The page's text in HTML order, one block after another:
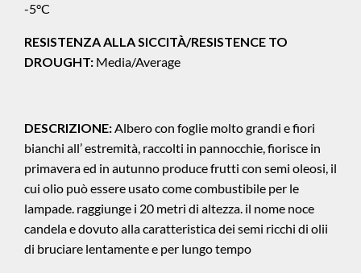
-5°C
RESISTENZA ALLA SICCITÀ/RESISTENCE TO
DROUGHT: Media/Average
DESCRIZIONE:Albero con foglie molto grandi e fiori
bianchi all’ estremità, raccolti in pannocchie, fiorisce in
primavera ed in autunno produce frutti con semi oleosi, il
cui olio può essere usato come combustibile per le
lampade. raggiunge i 20 metri di altezza. il nome noce
candela e dovuto alla caratteristica dei semi ricchi di olii
di bruciare lentamente e per lungo tempo